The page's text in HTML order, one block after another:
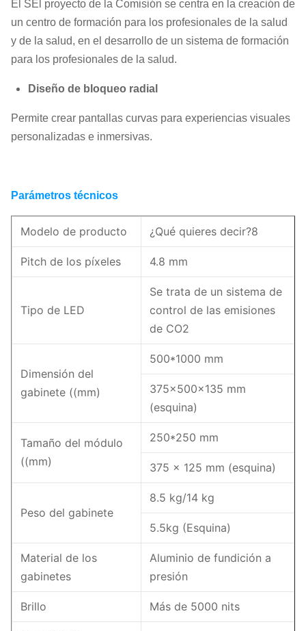
El SEl proyecto de la Comisión se centra en la creación de
un centro de formación para los profesionales de la salud
y de la salud, en el desarrollo de un sistema de formación
para los profesionales de la salud.
Diseño de bloqueo radial
Permite crear pantallas curvas para experiencias visuales
personalizadas e inmersivas.
Parámetros técnicos
Modelo de producto ¿Qué quieres decir?8
Pitch de los píxeles 4.8 mm
Tipo de LED
Se trata de un sistema de
control de las emisiones
de CO2
Dimensión del
gabinete ((mm)
500*1000 mm
375×500×135 mm
(esquina)
Tamaño del módulo
((mm)
250*250 mm
375 × 125 mm (esquina)
Peso del gabinete
8.5 kg/14 kg
5.5kg (Esquina)
Material de los
gabinetes
Aluminio de fundición a
presión
Brillo Más de 5000 nits